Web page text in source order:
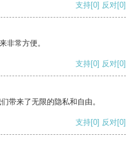
支持[0] 反对[0]
非常方便。
支持[0] 反对[0]
带来了无限的隐私和自由。
支持[0] 反对[0]